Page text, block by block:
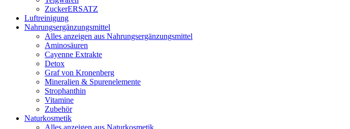
ZuckerERSATZ
Luftreinigung
Nahrungsergänzungsmittel
Alles anzeigen aus Nahrungsergänzungsmittel
Aminosäuren
Cayenne Extrakte
Detox
Graf von Kronenberg
Mineralien & Spurenelemente
Strophanthin
Vitamine
Zubehör
Naturkosmetik
Alles anzeigen aus Naturkosmetik